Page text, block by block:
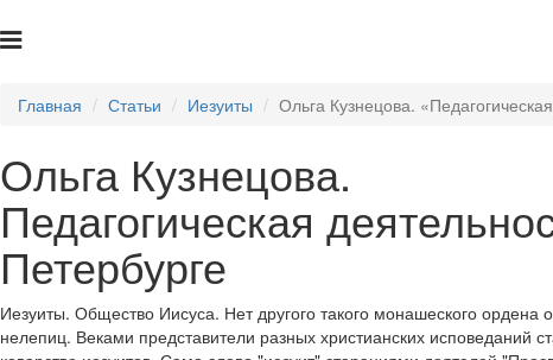
Главная Статьи Иезуиты Ольга Кузнецова.
Ольга Кузнецова.
Педагогическая
Петербурге
Иезуиты. Общество Иисуса. Нет другого такого монашеского
нелепиц. Веками представители разных христианских исповеданий